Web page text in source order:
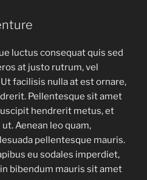
luctus consequat quis sed
at justo rutrum, vel
facilisis nulla at est ornare,
Pellentesque sit amet
hendrerit metus, et
Aenean leo quam,
pellentesque mauris.
eu sodales imperdiet,
bibendum mauris sit amet